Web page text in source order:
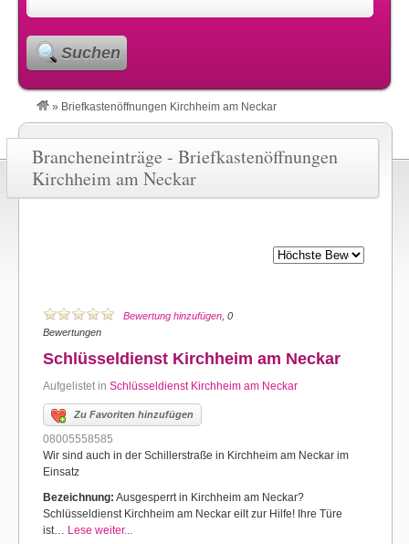
Suchen
» Briefkastenöffnungen Kirchheim am Neckar
Brancheneinträge - Briefkastenöffnungen
Kirchheim am Neckar
Bewertung hinzufügen , 0
Bewertungen
Schlüsseldienst Kirchheim am Neckar
Aufgelistet in Schlüsseldienst Kirchheim am Neckar
Zu Favoriten hinzufügen
08005558585
Wir sind auch in der Schillerstraße in Kirchheim am Neckar im
Einsatz
Bezeichnung: Ausgesperrt in Kirchheim am Neckar?
Schlüsseldienst Kirchheim am Neckar eilt zur Hilfe! Ihre Türe
ist… Lese weiter...